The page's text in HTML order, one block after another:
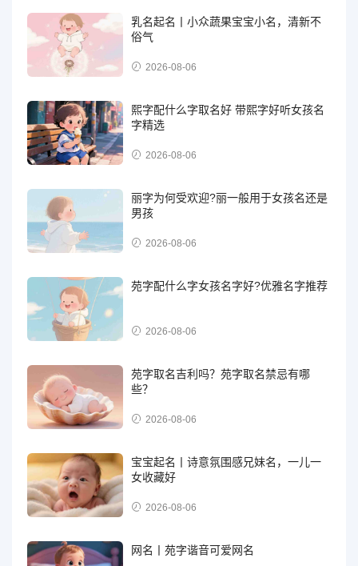
乳名起名丨小众蔬果宝宝小名，清新不
俗气
2026-08-06
熙字配什么字取名好 带熙字好听女孩名
字精选
2026-08-06
丽字为何受欢迎?丽一般用于女孩名还是
男孩
2026-08-06
苑字配什么字女孩名字好?优雅名字推荐
2026-08-06
苑字取名吉利吗？苑字取名禁忌有哪
些？
2026-08-06
宝宝起名丨诗意氛围感兄妹名，一儿一
女收藏好
2026-08-06
网名丨苑字谐音可爱网名